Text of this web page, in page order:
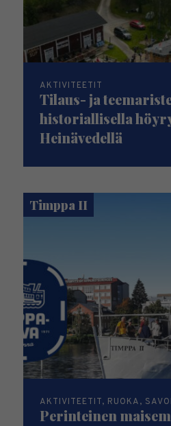
AKTIVITEETIT
Tilaus- ja
historiallisella
Heinävedellä
Timppa II
AKTIVITEETIT, RUOKA,
Perinteinen